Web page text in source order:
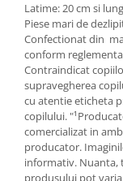
IQ puzzle
Jucarii bebelusi
Jucarii de baie
Zornaitoare
Jucarii dentitie
Jucarii senzoriale
Jucarii motrice
Saltele de
Latime: 20 cm si
Piese mari de
Confectionat din
conform
Contraindicat
supravegherea
cu atentie eticheta
copilului.
comercializat in
producator.
informativ. Nuanta,
produsului pot